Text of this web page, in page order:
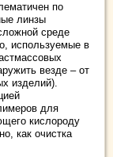
по
линзы
среде
используемые в
везде – от
изделий).
для
кислороду
как очистка